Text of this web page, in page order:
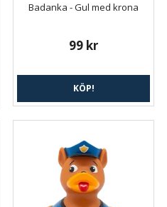
Badanka - Gul med krona
99 kr
KÖP!